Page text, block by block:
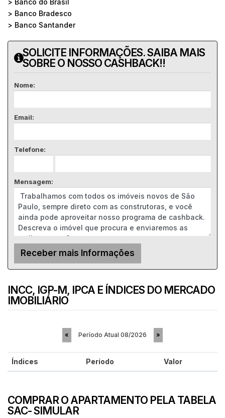
> Banco do Brasil
> Banco Bradesco
> Banco Santander
SOLICITE INFORMAÇÕES. SAIBA MAIS
SOBRE O NOSSO CASHBACK!!
Nome:
Email:
Telefone:
Mensagem:
INCC, IGP-M, IPCA E ÍNDICES DO MERCADO
IMOBILIÁRIO
« Período Atual 08/2026 »
Índices Período Valor
COMPRAR O APARTAMENTO PELA TABELA
SAC- SIMULAR